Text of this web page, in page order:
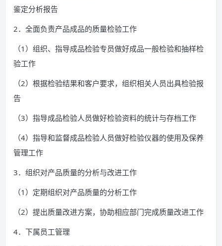
鉴定分析报告
2．全面负责产品成品的质量检验工作
（1）组织、指导成品检验专员做好成品一般检验和抽样检
验工作
（2）根据检验结果和客户要求，组织相关人员出具检验报
告
（3）指导成品检验人员做好检验资料的统计与存档工作
（4）指导和监督成品检验人员做好检验仪器的使用及保养
管理工作
3．组织对产品质量的分析与改进工作
（1）定期组织对产品质量的分析工作
（2）提出质量改进方案，协助相应部门完成质量改进工作
4．下属员工管理